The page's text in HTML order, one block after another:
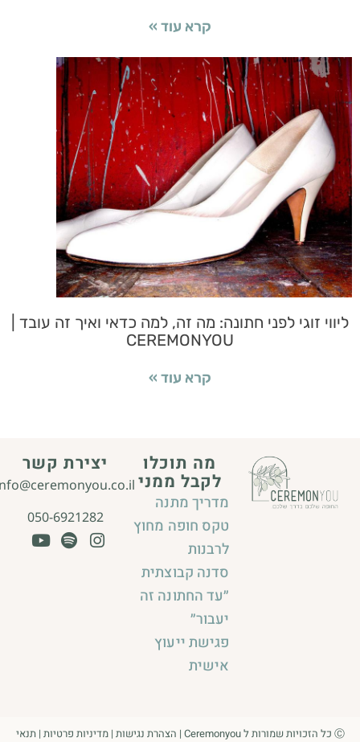
קרא עוד »
ליווי זוגי לפני חתונה: מה זה, למה כדאי ואיך זה עובד |
CEREMONYOU
קרא עוד »
מה תוכלו
לקבל ממני
מדריך מתנה
טקס חופה מחוץ
לרבנות
סדנה קבוצתית
״עד החתונה זה
יעבור״
פגישת ייעוץ
אישית
יצירת קשר
info@ceremonyou.co.il
050-6921282
Ⓒ כל הזכויות שמורות ל Ceremonyou | הצהרת נגישות|מדיניות פרטיות|תנאי